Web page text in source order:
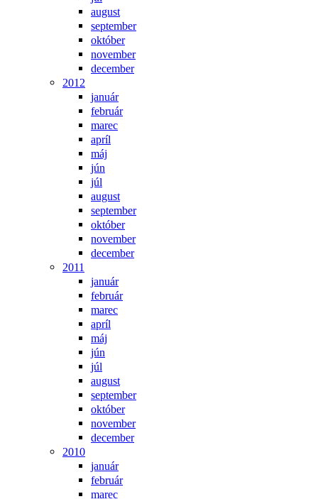
august
september
október
november
december
2012
január
február
marec
apríl
máj
jún
júl
august
september
október
november
december
2011
január
február
marec
apríl
máj
jún
júl
august
september
október
november
december
2010
január
február
marec